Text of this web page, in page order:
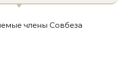
члены Совбеза